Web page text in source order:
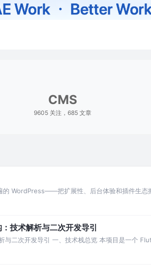
CMS
9605 关注，685 文章
WordPress——把扩展性、后台体验和插件生态
技术解析与二次开发导引
二次开发导引 一、技术栈总览 本项目是一个